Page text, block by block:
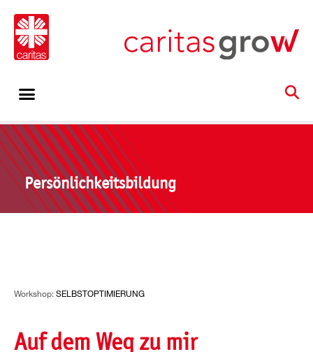
Persönlichkeitsbildung
Workshop:SELBSTOPTIMIERUNG
Auf dem Weg zu mir